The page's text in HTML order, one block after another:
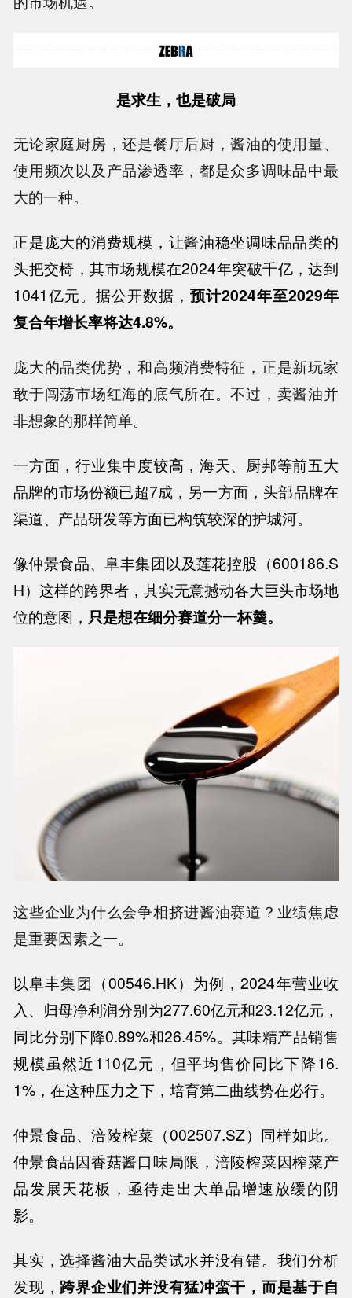
是求生，也是破局
无论家庭厨房，还是餐厅后厨，酱油的使用量、
使用频次以及产品渗透率，都是众多调味品中最
大的一种。
正是庞大的消费规模，让酱油稳坐调味品品类的
头把交椅，其市场规模在2024年突破千亿，达到
1041亿元。据公开数据， 预计2024年至2029年
复合年增长率将达4.8%。
庞大的品类优势，和高频消费特征，正是新玩家
敢于闯荡市场红海的底气所在。不过，卖酱油并
非想象的那样简单。
一方面，行业集中度较高，海天、厨邦等前五大
品牌的市场份额已超7成，另一方面，头部品牌在
渠道、产品研发等方面已构筑较深的护城河。
像仲景食品、阜丰集团以及莲花控股（600186.S
H）这样的跨界者，其实无意撼动各大巨头市场地
位的意图， 只是想在细分赛道分一杯羹。
这些企业为什么会争相挤进酱油赛道？业绩焦虑
是重要因素之一。
以阜丰集团（00546.HK）为例，2024年营业收
入、归母净利润分别为277.60亿元和23.12亿元，
同比分别下降0.89%和26.45%。其味精产品销售
规模虽然近110亿元，但平均售价同比下降16.
1% ，在这种压力之下，培育第二曲线势在必行。
仲景食品、涪陵榨菜（002507.SZ）同样如此。
仲景食品因香菇酱口味局限，涪陵榨菜因榨菜产
品发展天花板，亟待走出大单品增速放缓的阴
影。
其实，选择酱油大品类试水并没有错。我们分析
发现， 跨界企业们并没有猛冲蛮干，而是基于自